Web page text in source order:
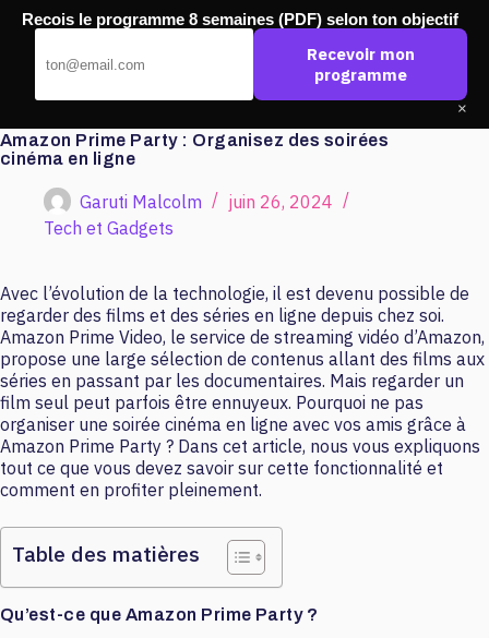
Passer
Amazon Prime Party : Organisez des soirées
cinéma en ligne
Garuti Malcolm
juin 26, 2024
Tech et Gadgets
Avec l’évolution de la technologie, il est devenu possible de
regarder des films et des séries en ligne depuis chez soi.
Amazon Prime Video, le service de streaming vidéo d’Amazon,
propose une large sélection de contenus allant des films aux
séries en passant par les documentaires. Mais regarder un
film seul peut parfois être ennuyeux. Pourquoi ne pas
organiser une soirée cinéma en ligne avec vos amis grâce à
Amazon Prime Party ? Dans cet article, nous vous expliquons
tout ce que vous devez savoir sur cette fonctionnalité et
comment en profiter pleinement.
Table des matières
Qu’est-ce que Amazon Prime Party ?
Recois le programme 8 semaines (PDF) selon ton objectif
Recevoir mon
programme
×